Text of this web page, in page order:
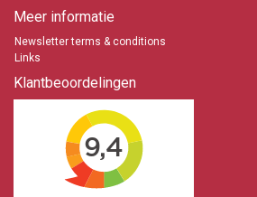
Meer informatie
Newsletter terms & conditions
Links
Klantbeoordelingen